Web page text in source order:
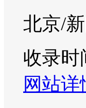
北京/
收录时
网站详